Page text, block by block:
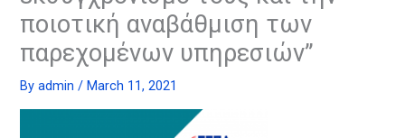
ποιοτική αναβάθμιση των
παρεχομένων υπηρεσιών”
Byadmin/March 11, 2021